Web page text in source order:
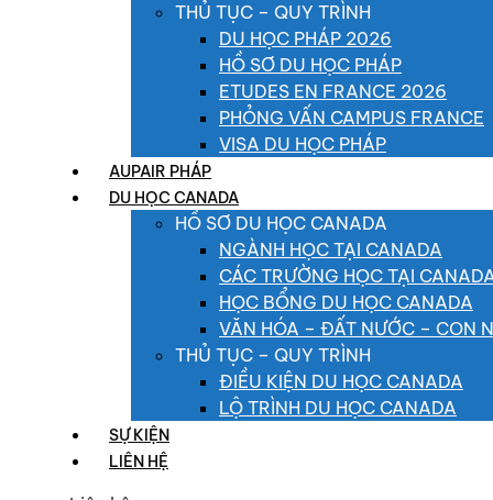
THỦ TỤC – QUY TRÌNH
DU HỌC PHÁP 2026
HỒ SƠ DU HỌC PHÁP
ETUDES EN FRANCE 2026
PHỎNG VẤN CAMPUS FRANCE
VISA DU HỌC PHÁP
AUPAIR PHÁP
DU HỌC CANADA
HỒ SƠ DU HỌC CANADA
NGÀNH HỌC TẠI CANADA
CÁC TRƯỜNG HỌC TẠI
HỌC BỔNG DU HỌC CANADA
VĂN HÓA – ĐẤT NƯỚC – CON
THỦ TỤC – QUY TRÌNH
ĐIỀU KIỆN DU HỌC CANADA
LỘ TRÌNH DU HỌC CANADA
SỰ KIỆN
LIÊN HỆ